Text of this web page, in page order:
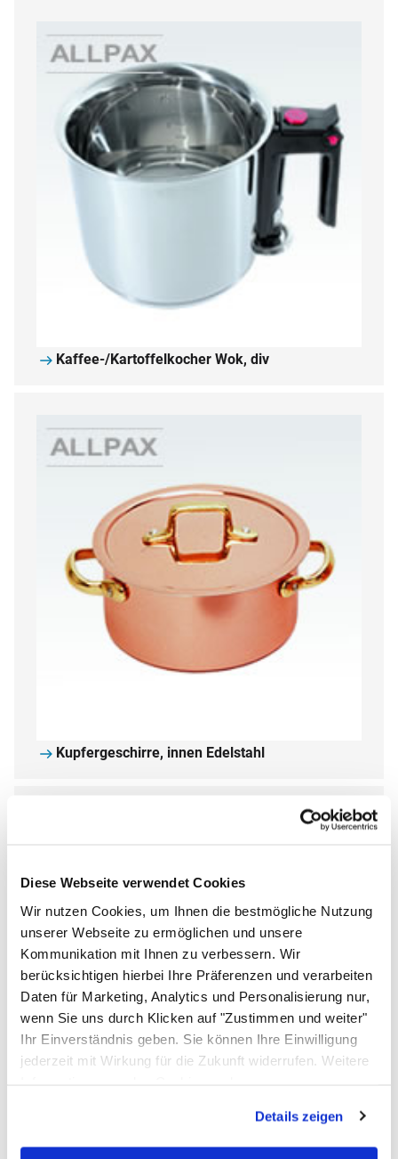
Diese Webseite verwendet Cookies
Wir nutzen Cookies, um Ihnen die bestmögliche Nutzung
unserer Webseite zu ermöglichen und unsere
Kommunikation mit Ihnen zu verbessern. Wir
berücksichtigen hierbei Ihre Präferenzen und verarbeiten
Daten für Marketing, Analytics und Personalisierung nur,
wenn Sie uns durch Klicken auf "Zustimmen und weiter"
Ihr Einverständnis geben. Sie können Ihre Einwilligung
jederzeit mit Wirkung für die Zukunft widerrufen. Weitere
Details zeigen
Kaffee-/Kartoffelkocher Wok, div
Kupfergeschirre, innen Edelstahl
Geschirr